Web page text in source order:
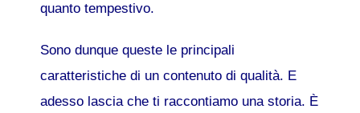
quanto tempestivo.
Sono dunque queste le principali
caratteristiche di un contenuto di qualità. E
adesso lascia che ti raccontiamo una storia. È